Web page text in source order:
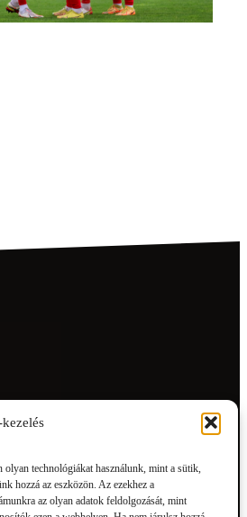
olyan technológiákat használunk, mint a sütik,
hozzá az eszközön. Az ezekhez a
az olyan adatok feldolgozását, mint